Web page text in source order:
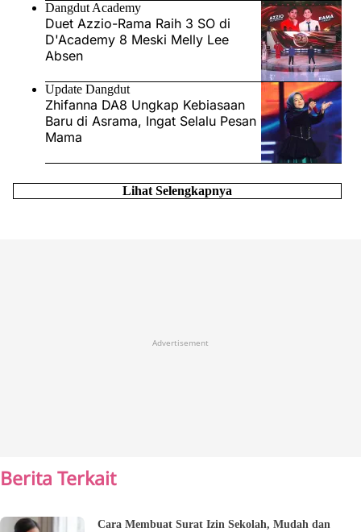
Dangdut Academy
Duet Azzio-Rama Raih 3 SO di
D'Academy 8 Meski Melly Lee
Absen
Update Dangdut
Zhifanna DA8 Ungkap Kebiasaan
Baru di Asrama, Ingat Selalu Pesan
Mama
Lihat Selengkapnya
Advertisement
Berita Terkait
Cara Membuat Surat Izin Sekolah, Mudah dan